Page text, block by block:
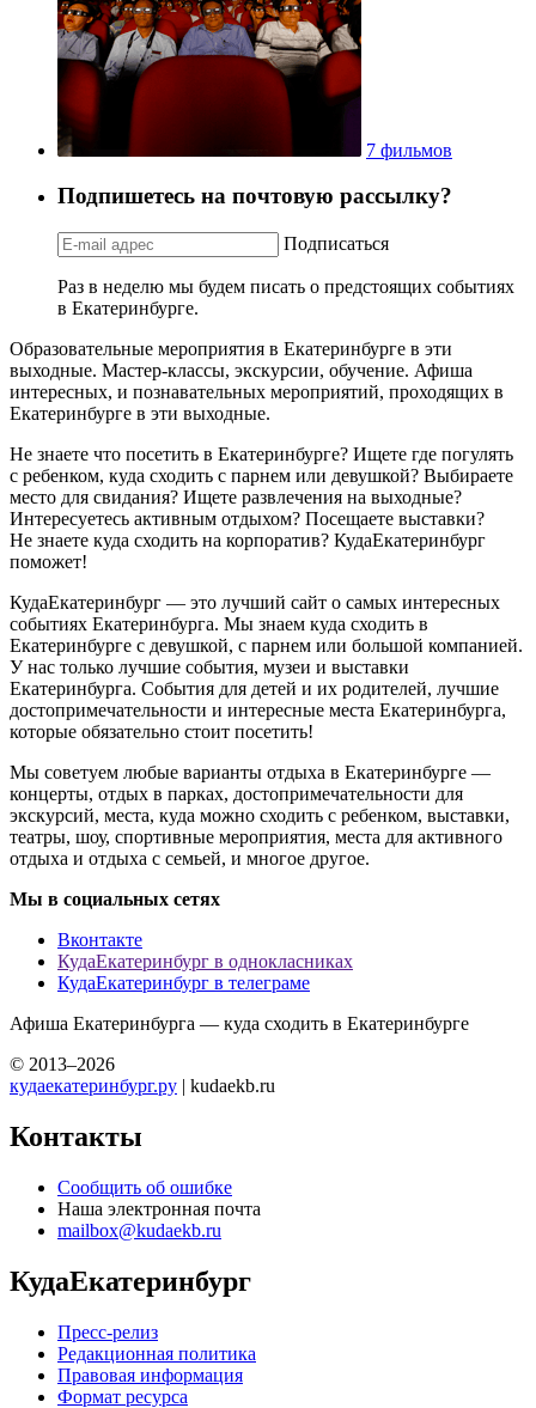
7 фильмов
Подпишетесь на почтовую рассылку?
Подписаться
Раз в неделю мы будем писать о предстоящих событиях
в Екатеринбурге.
Образовательные мероприятия в Екатеринбурге в эти
выходные. Мастер-классы, экскурсии, обучение. Афиша
интересных, и познавательных мероприятий, проходящих в
Екатеринбурге в эти выходные.
Не знаете что посетить в Екатеринбурге? Ищете где погулять
с ребенком, куда сходить с парнем или девушкой? Выбираете
место для свидания? Ищете развлечения на выходные?
Интересуетесь активным отдыхом? Посещаете выставки?
Не знаете куда сходить на корпоратив? КудаЕкатеринбург
поможет!
КудаЕкатеринбург — это лучший сайт о самых интересных
событиях Екатеринбурга. Мы знаем куда сходить в
Екатеринбурге с девушкой, с парнем или большой компанией.
У нас только лучшие события, музеи и выставки
Екатеринбурга. События для детей и их родителей, лучшие
достопримечательности и интересные места Екатеринбурга,
которые обязательно стоит посетить!
Мы советуем любые варианты отдыха в Екатеринбурге —
концерты, отдых в парках, достопримечательности для
экскурсий, места, куда можно сходить с ребенком, выставки,
театры, шоу, спортивные мероприятия, места для активного
отдыха и отдыха с семьей, и многое другое.
Мы в социальных сетях
Вконтакте
КудаЕкатеринбург в однокласниках
КудаЕкатеринбург в телеграме
Афиша Екатеринбурга — куда сходить в Екатеринбурге
© 2013–2026
кудаекатеринбург.ру | kudaekb.ru
Контакты
Сообщить об ошибке
Наша электронная почта
mailbox@kudaekb.ru
КудаЕкатеринбург
Пресс-релиз
Редакционная политика
Правовая информация
Формат ресурса